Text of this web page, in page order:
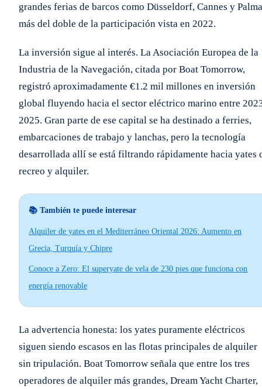
grandes ferias de barcos como Düsseldorf, Cannes y
más del doble de la participación vista en 2022.
La inversión sigue al interés. La Asociación Europea de la
Industria de la Navegación, citada por Boat Tomorrow,
registró aproximadamente €1.2 mil millones en inversión
global fluyendo hacia el sector eléctrico marino entre
2025. Gran parte de ese capital se ha destinado a ferries,
embarcaciones de trabajo y lanchas, pero la tecnología
desarrollada allí se está filtrando rápidamente hacia yates
recreo y alquiler.
📚 También te puede interesar
Alquiler de yates en el Mediterráneo Oriental 2026: Aumento en
Grecia, Turquía y Chipre
Conoce a Zero: El superyate de vela de 230 pies que funciona con
energía renovable
La advertencia honesta: los yates puramente eléctricos
siguen siendo escasos en las flotas principales de alquiler
sin tripulación. Boat Tomorrow señala que entre los tres
operadores de alquiler más grandes, Dream Yacht Charter,